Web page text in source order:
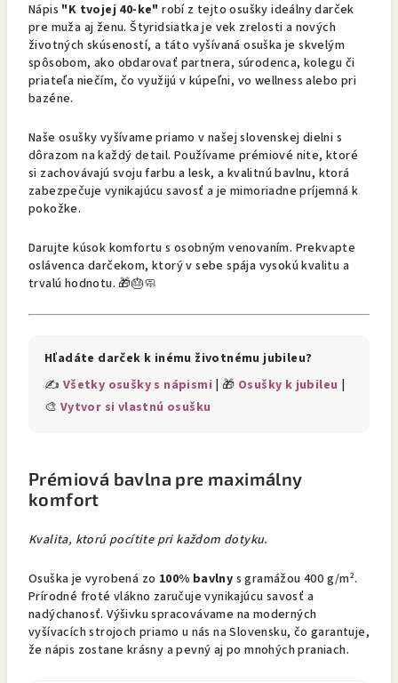
Nápis "K tvojej 40-ke" robí z tejto osušky ideálny darček
pre muža aj ženu. Štyridsiatka je vek zrelosti a nových
životných skúseností, a táto vyšívaná osuška je skvelým
spôsobom, ako obdarovať partnera, súrodenca, kolegu či
priateľa niečím, čo využijú v kúpeľni, vo wellness alebo pri
bazéne.
Naše osušky vyšívame priamo v našej slovenskej dielni s
dôrazom na každý detail. Používame prémiové nite, ktoré
si zachovávajú svoju farbu a lesk, a kvalitnú bavlnu, ktorá
zabezpečuje vynikajúcu savosť a je mimoriadne príjemná k
pokožke.
Darujte kúsok komfortu s osobným venovaním. Prekvapte
oslávenca darčekom, ktorý v sebe spája vysokú kvalitu a
trvalú hodnotu. 🎁🎂🧼
Hľadáte darček k inému životnému jubileu?
✍️ Všetky osušky s nápismi | 🎁 Osušky k jubileu
🎨 Vytvor si vlastnú osušku
Prémiová bavlna pre maximálny
komfort
Kvalita, ktorú pocítite pri každom dotyku.
Osuška je vyrobená zo 100% bavlny s gramážou 400 g/m².
Prírodné froté vlákno zaručuje vynikajúcu savosť a
nadýchanosť. Výšivku spracovávame na moderných
vyšívacích strojoch priamo u nás na Slovensku, čo garantuje,
že nápis zostane krásny a pevný aj po mnohých praniach.